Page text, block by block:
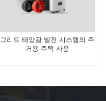
그리드 태양광 발전 시스템의 주
거용 주택 사용